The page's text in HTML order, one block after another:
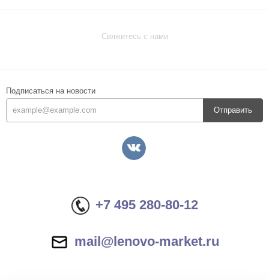
Свяжитесь с нами
Подписаться на новости
Отправить
+7 495 280-80-12
mail@lenovo-market.ru